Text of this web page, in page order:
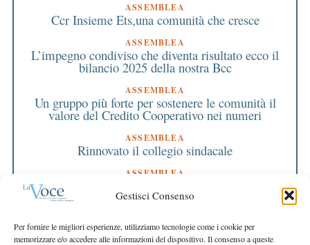
Gestisci Consenso
Per fornire le migliori esperienze, utilizziamo tecnologie come i cookie per
memorizzare e/o accedere alle informazioni del dispositivo. Il consenso a queste
ASSEMBLEA
Ccr Insieme Ets,una comunità che cresce
ASSEMBLEA
L’impegno condiviso che diventa risultato ecco il
bilancio 2025 della nostra Bcc
ASSEMBLEA
Un gruppo più forte per sostenere le comunità il
valore del Credito Cooperativo nei numeri
ASSEMBLEA
Rinnovato il collegio sindacale
ASSEMBLEA
Bilancio approvato all’unanimità e 2 milioni
destinati al territorio
EDITORIALE DIRETTORE
Crescere restando riconoscibili